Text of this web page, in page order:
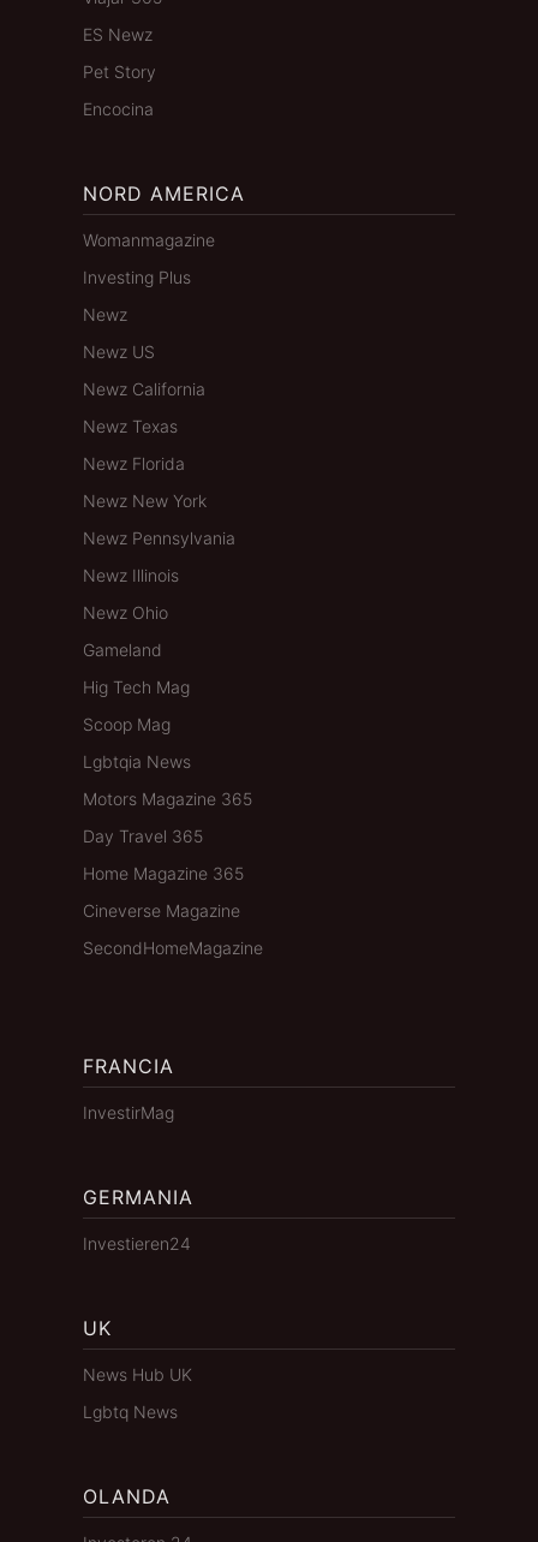
ES Newz
Pet Story
Encocina
NORD AMERICA
Womanmagazine
Investing Plus
Newz
Newz US
Newz California
Newz Texas
Newz Florida
Newz New York
Newz Pennsylvania
Newz Illinois
Newz Ohio
Gameland
Hig Tech Mag
Scoop Mag
Lgbtqia News
Motors Magazine 365
Day Travel 365
Home Magazine 365
Cineverse Magazine
SecondHomeMagazine
FRANCIA
InvestirMag
GERMANIA
Investieren24
UK
News Hub UK
Lgbtq News
OLANDA